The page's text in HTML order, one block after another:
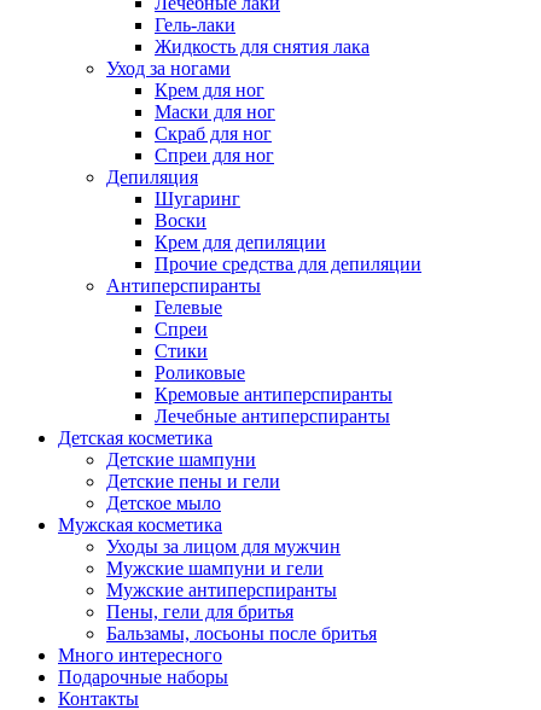
Гель-лаки
Жидкость для снятия лака
Уход за ногами
Крем для ног
Маски для ног
Скраб для ног
Спреи для ног
Депиляция
Шугаринг
Воски
Крем для депиляции
Прочие средства для депиляции
Антиперспиранты
Гелевые
Спреи
Стики
Роликовые
Кремовые антиперспиранты
Лечебные антиперспиранты
Детская косметика
Детские шампуни
Детские пены и гели
Детское мыло
Мужская косметика
Уходы за лицом для мужчин
Мужские шампуни и гели
Мужские антиперспиранты
Пены, гели для бритья
Бальзамы, лосьоны после бритья
Много интересного
Подарочные наборы
Контакты